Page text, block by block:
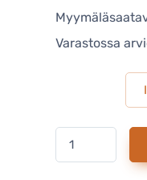
Varastossa